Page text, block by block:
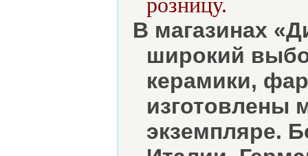
розницу.
В магазинах
широкий
керамики,
изготовлены
экземпляре.